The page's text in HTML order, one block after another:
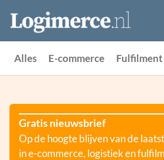
Vacatures
Events
Alles E-commerce Fulfilment
Gratis nieuwsbrief
Op de hoogte blijven van de
in e-commerce, logistiek en